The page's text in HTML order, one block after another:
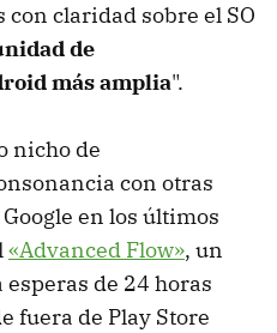
claridad sobre el SO
de
más amplia".
nicho de
con otras
en los últimos
«Advanced Flow», un
de 24 horas
fuera de Play Store